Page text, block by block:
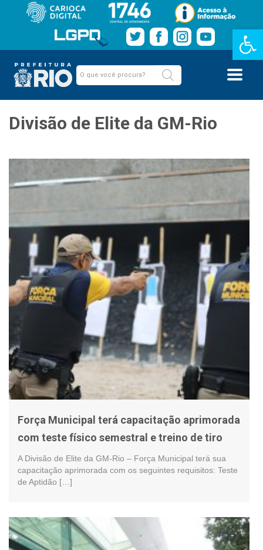
Barra de
Divisão de Elite da GM-Rio
Força Municipal terá capacitação aprimorada
com teste físico semestral e treino de tiro
A Divisão de Elite da GM-Rio – Força Municipal terá sua
capacitação aprimorada com os seguintes requisitos: Teste
de Aptidão […]